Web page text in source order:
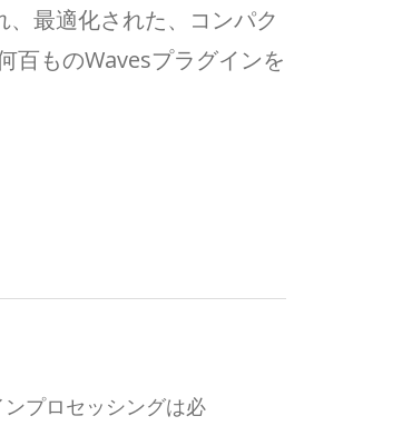
最適化された、コンパク
百ものWavesプラグインを
プロセッシングは必